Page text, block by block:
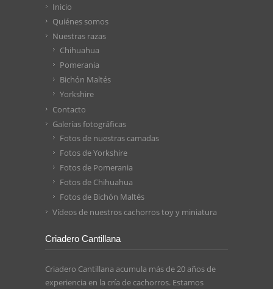
Inicio
Quiénes somos
Nuestras razas
Chihuahua
Pomerania
Bichón Maltés
Yorkshire
Contacto
Galerías fotográficas
Fotos de nuestras camadas
Fotos de Yorkshire
Fotos de Pomerania
Fotos de Chihuahua
Fotos de Bichón Maltés
Vídeos de nuestros cachorros toy y miniatura
Criadero Cantillana
Criadero Cantillana acumula más de 20 años de
experiencia en la cría de cachorros. Estamos